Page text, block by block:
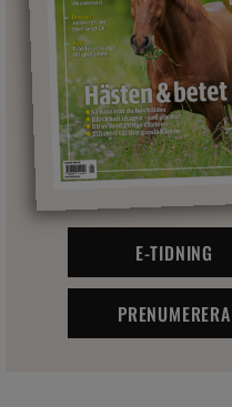
E-TIDNING
PRENUMERERA